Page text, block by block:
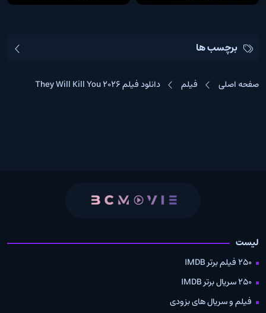
برچسب ها
صفحه اصلی فیلم دانلود فیلم They Will Kill You 2026
لیست
250 فیلم برتر IMDB
250 سریال برتر IMDB
فیلم و سریال های بزودی